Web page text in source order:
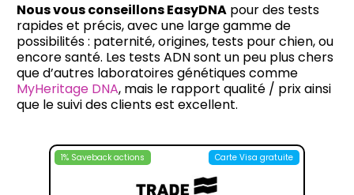
Nous vous conseillons EasyDNA pour des tests
rapides et précis, avec une large gamme de
possibilités : paternité, origines, tests pour chien, ou
encore santé. Les tests ADN sont un peu plus chers
que d’autres laboratoires génétiques comme
MyHeritage DNA, mais le rapport qualité / prix ainsi
que le suivi des clients est excellent.
1% Saveback actions Carte Visa gratuite